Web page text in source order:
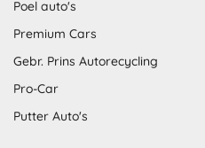
Poel auto's
Premium Cars
Gebr. Prins Autorecycling
Pro-Car
Putter Auto's